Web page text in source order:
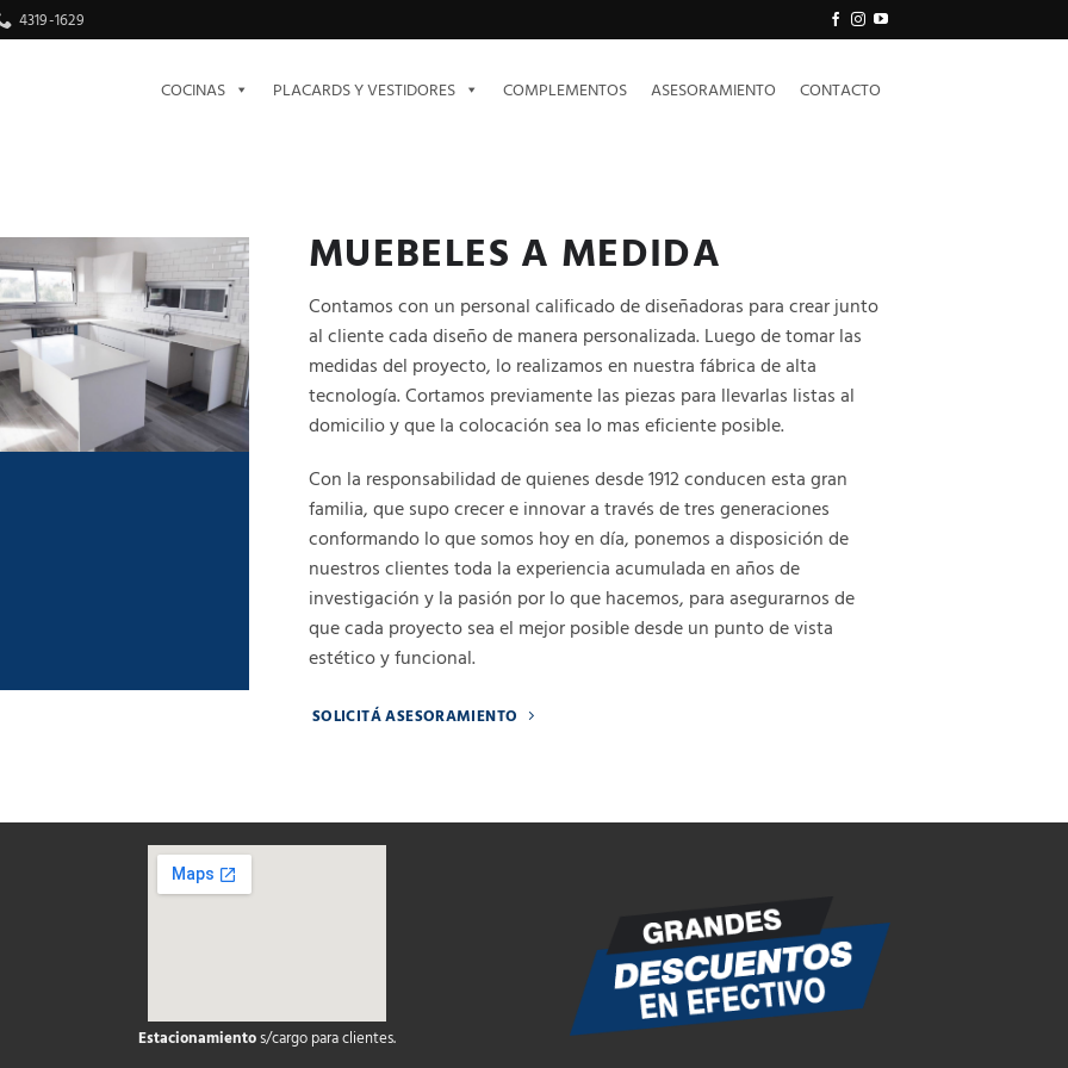
4319-1629
COCINAS PLACARDS Y VESTIDORES COMPLEMENTOS ASESORAMIENTO CONTACTO
MUEBELES A MEDIDA
Contamos con un personal calificado de diseñadoras para crear junto
al cliente cada diseño de manera personalizada. Luego de tomar las
medidas del proyecto, lo realizamos en nuestra fábrica de alta
tecnología. Cortamos previamente las piezas para llevarlas listas al
domicilio y que la colocación sea lo mas eficiente posible.
Con la responsabilidad de quienes desde 1912 conducen esta gran
familia, que supo crecer e innovar a través de tres generaciones
conformando lo que somos hoy en día, ponemos a disposición de
nuestros clientes toda la experiencia acumulada en años de
investigación y la pasión por lo que hacemos, para asegurarnos de
que cada proyecto sea el mejor posible desde un punto de vista
estético y funcional.
SOLICITÁ ASESORAMIENTO
soap2day
Estacionamientos/cargo para clientes.